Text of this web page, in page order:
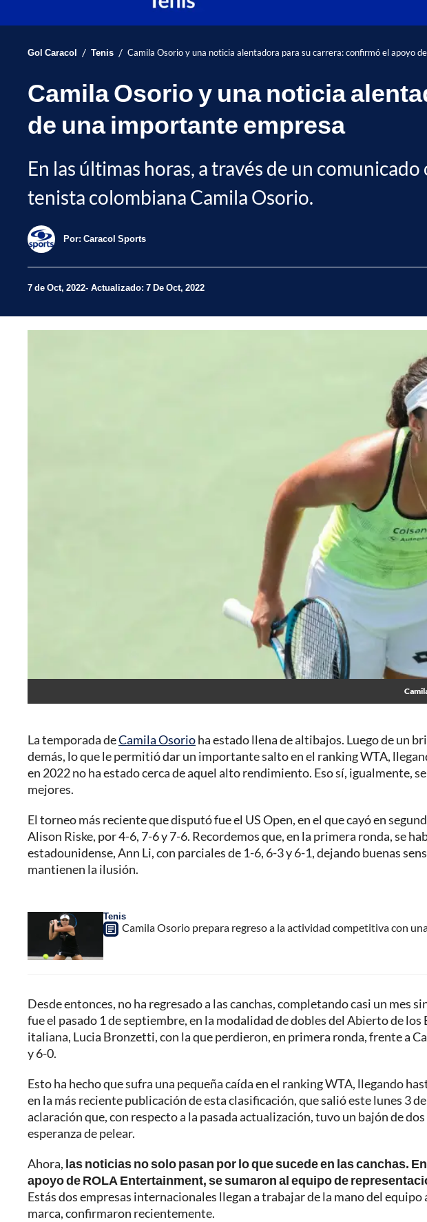
Gol Caracol / Tenis / Camila Osorio y una noticia alentadora para su carrera: confirmó el apoyo
Camila Osorio y una noticia
de una importante empresa
En las últimas horas, a través de un
tenista colombiana Camila Osorio.
Por: Caracol Sports
7 de Oct, 2022 Actualizado: 7 De Oct, 2022
La temporada deCamila Osorioha estado llena de altibajos. Luego de un
demás, lo que le permitió dar un importante salto en el ranking WTA,
en 2022 no ha estado cerca de aquel alto rendimiento. Eso sí, igualmente,
mejores.
El torneo más reciente que disputó fue el US Open, en el que cayó en
Alison Riske, por 4-6, 7-6 y 7-6. Recordemos que, en la primera ronda, se
estadounidense, Ann Li, con parciales de 1-6, 6-3 y 6-1, dejando buenas
mantienen la ilusión.
Tenis
Camila Osorio prepara regreso a la actividad competitiva con
Desde entonces, no ha regresado a las canchas, completando casi un mes
fue el pasado 1 de septiembre, en la modalidad de dobles del Abierto de
italiana, Lucia Bronzetti, con la que perdieron, en primera ronda, frente a
y 6-0.
Esto ha hecho que sufra una pequeña caída en el ranking WTA, llegando
en la más reciente publicación de esta clasificación, que salió este lunes 3
aclaración que, con respecto a la pasada actualización, tuvo un bajón de
esperanza de pelear.
Ahora, las noticias no solo pasan por lo que sucede en las canchas.
apoyo de ROLA Entertainment, se sumaron al equipo de
Estás dos empresas internacionales llegan a trabajar de la mano del
marca, confirmaron recientemente.